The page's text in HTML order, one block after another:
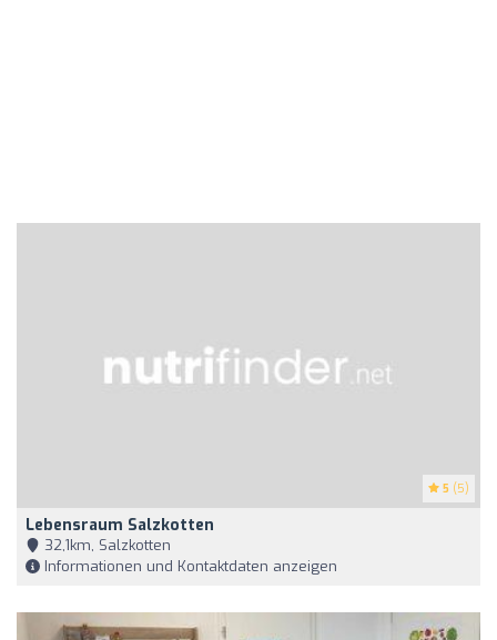
5 (5)
Lebensraum Salzkotten
32,1km, Salzkotten
Informationen und Kontaktdaten anzeigen